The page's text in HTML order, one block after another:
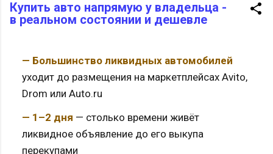
Купить авто напрямую у владельца -
в реальном состоянии и дешевле
— Большинство ликвидных автомобилей
уходит до размещения на маркетплейсах Avito,
Drom или Auto.ru
— 1–2 дня — столько времени живёт
ликвидное объявление до его выкупа
перекупами